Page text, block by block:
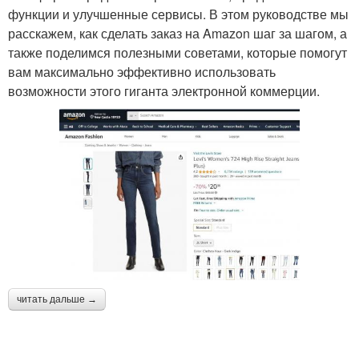
функции и улучшенные сервисы. В этом руководстве мы
расскажем, как сделать заказ на Amazon шаг за шагом, а
также поделимся полезными советами, которые помогут
вам максимально эффективно использовать
возможности этого гиганта электронной коммерции.
читать дальше →